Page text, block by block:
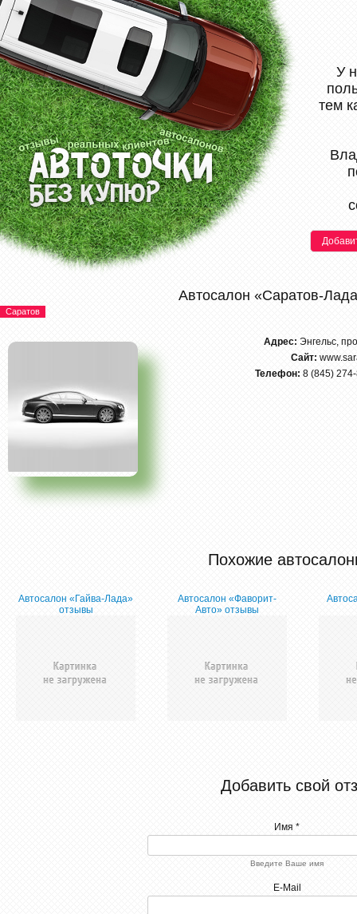
У
тем
Автосалон «Саратов-
Саратов
Адрес: Энгельс,
Сайт:
Телефон: 8 (845)
Похожие
Автосалон «Гайва-Лада»
отзывы
Автосалон «Фаворит-
Авто» отзывы
Добавить свой
Имя *
Введите Ваше имя
E-Mail